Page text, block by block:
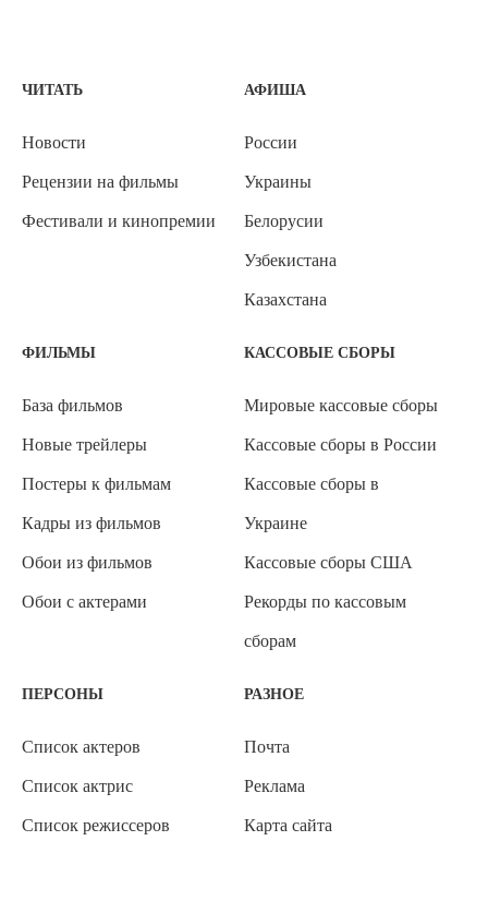
ЧИТАТЬ
Новости
Рецензии на фильмы
Фестивали и кинопремии
АФИША
России
Украины
Белорусии
Узбекистана
Казахстана
ФИЛЬМЫ
База фильмов
Новые трейлеры
Постеры к фильмам
Кадры из фильмов
Обои из фильмов
Обои с актерами
КАССОВЫЕ СБОРЫ
Мировые кассовые сборы
Кассовые сборы в России
Кассовые сборы в
Украине
Кассовые сборы США
Рекорды по кассовым
сборам
ПЕРСОНЫ
Список актеров
Список актрис
Список режиссеров
РАЗНОЕ
Почта
Реклама
Карта сайта